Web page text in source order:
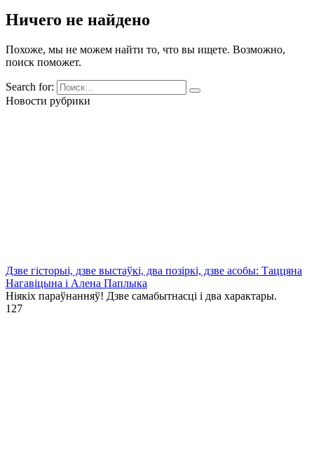
Ничего не найдено
Похоже, мы не можем найти то, что вы ищете. Возможно,
поиск поможет.
Search for:
Новости рубрики
Дзве гісторыі, дзве выстаўкі, два позіркі, дзве асобы: Таццяна
Нагавіцына і Алена Паплыка
Ніякіх параўнанняў! Дзве самабытнасці і два характары.
1 27